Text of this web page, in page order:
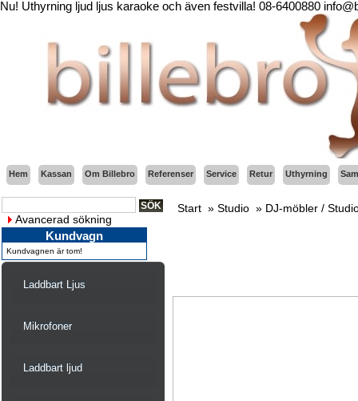
Nu! Uthyrning ljud ljus karaoke och även festvilla! 08-6400880
Hem Kassan Om Billebro Referenser Service Retur Uthyrning
Avancerad sökning
Kundvagn
Kundvagnen är tom!
Laddbart Ljus
Mikrofoner
Laddbart ljud
Start » Studio » DJ-möbler /